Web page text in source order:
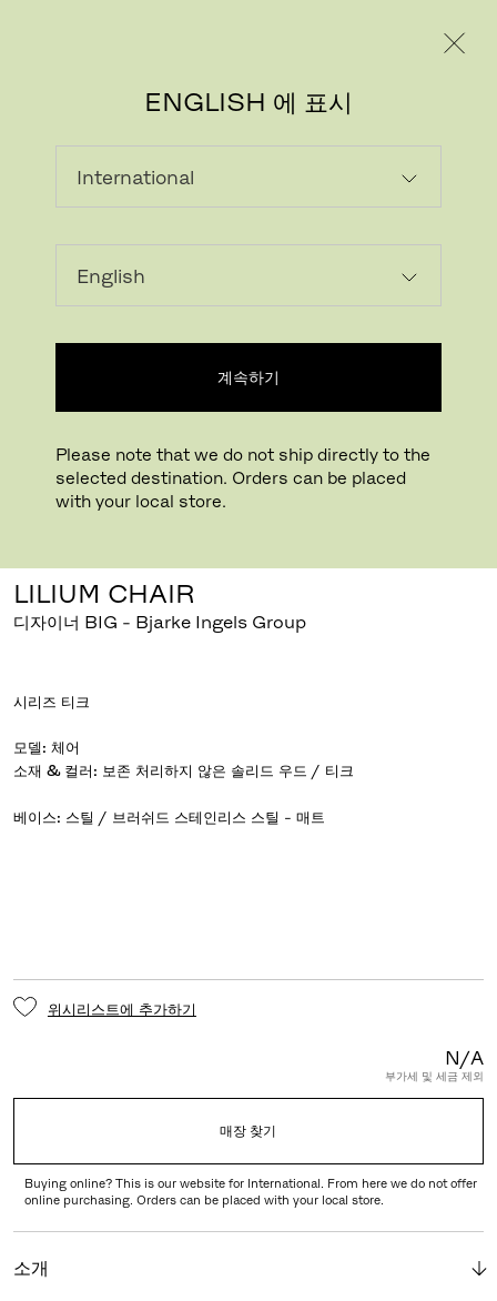
ENGLISH 에 표시
계속하기
Please note that we do not ship directly to the
selected destination. Orders can be placed
with your local store.
LILIUM CHAIR
디자이너 BIG - Bjarke Ingels Group
시리즈 티크
모델: 체어
소재 & 컬러:
베이스: 스틸 / 브러쉬드 스테인리스 스틸 - 매트
위시리스트에 추가하기
N/A
부가세 및 세금 제외
매장 찾기
Buying online? This is our website for International. From here we do not offer
online purchasing. Orders can be placed with your local store.
소개